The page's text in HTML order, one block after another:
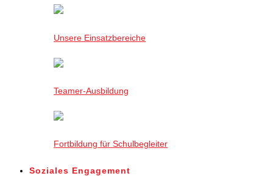
Unsere Einsatzbereiche
Teamer-Ausbildung
Fortbildung für Schulbegleiter
Soziales Engagement